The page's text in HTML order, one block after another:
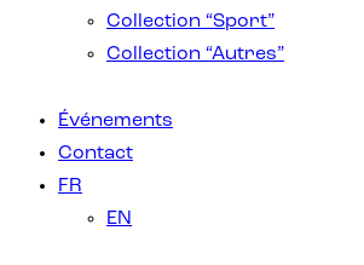
Collection “Sport”
Collection “Autres”
Événements
Contact
FR
EN